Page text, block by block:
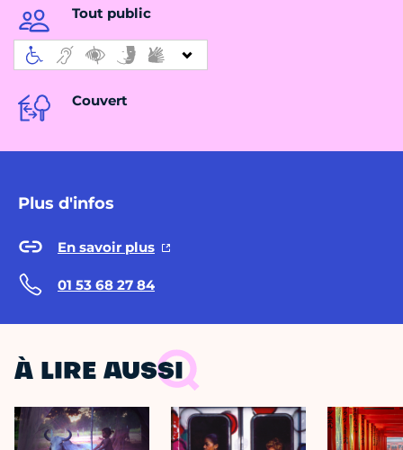
Tout public
Couvert
Plus d'infos
En savoir plus
01 53 68 27 84
À LIRE AUSSI